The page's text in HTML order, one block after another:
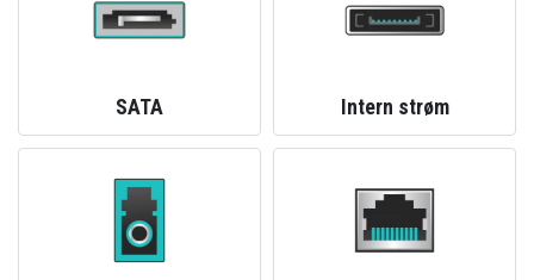
SATA Intern strøm